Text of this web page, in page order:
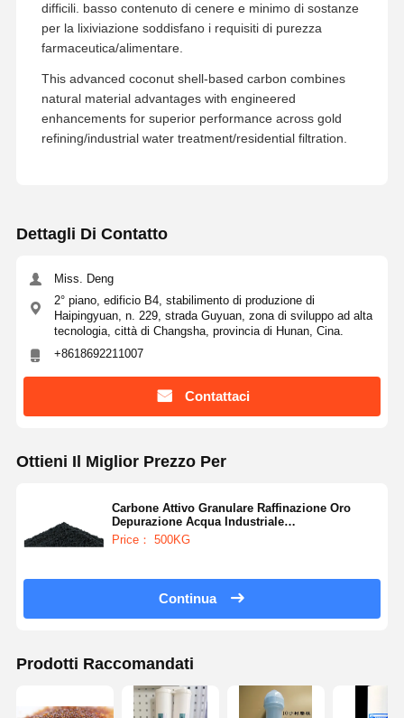
difficili. basso contenuto di cenere e minimo di sostanze
per la lixiviazione soddisfano i requisiti di purezza
farmaceutica/alimentare.
This advanced coconut shell-based carbon combines
natural material advantages with engineered
enhancements for superior performance across gold
refining/industrial water treatment/residential filtration.
Dettagli Di Contatto
Miss. Deng
2° piano, edificio B4, stabilimento di produzione di
Haipingyuan, n. 229, strada Guyuan, zona di sviluppo ad alta
tecnologia, città di Changsha, provincia di Hunan, Cina.
+8618692211007
Contattaci
Ottieni Il Miglior Prezzo Per
Carbone Attivo Granulare Raffinazione Oro
Depurazione Acqua Industriale
Fotocatalizzatore Fibra di Carbonio
Price： 500KG
Continua
Prodotti Raccomandati